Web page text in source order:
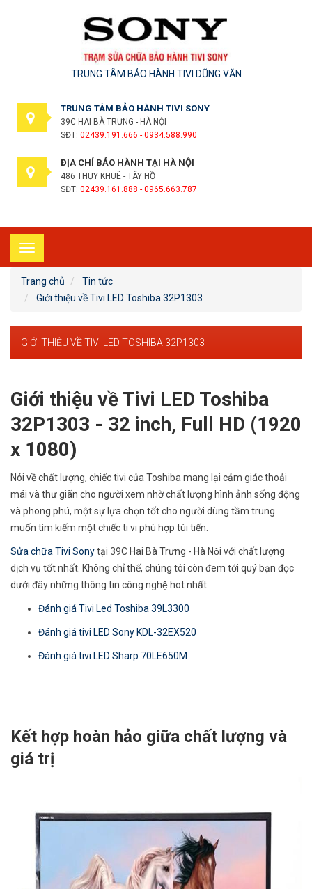
TRUNG TÂM BẢO HÀNH TIVI DŨNG VĂN
TRUNG TÂM BẢO HÀNH TIVI SONY
39C HAI BÀ TRƯNG - HÀ NỘI
SĐT: 02439.191.666 - 0934.588.990
ĐỊA CHỈ BẢO HÀNH TẠI HÀ NỘI
486 THỤY KHUÊ - TÂY HỒ
SĐT: 02439.161.888 - 0965.663.787
Toggle
navigation
Trang chủ
Tin tức
Giới thiệu về Tivi LED Toshiba 32P1303
GIỚI THIỆU VỀ TIVI LED TOSHIBA 32P1303
Giới thiệu về Tivi LED Toshiba
32P1303 - 32 inch, Full HD (1920
x 1080)
Nói về chất lượng, chiếc tivi của Toshiba mang lại cảm giác thoải
mái và thư giãn cho người xem nhờ chất lượng hình ảnh sống động
và phong phú, một sự lựa chọn tốt cho người dùng tầm trung
muốn tìm kiếm một chiếc ti vi phù hợp túi tiến.
Sửa chữa Tivi Sonytại 39C Hai Bà Trưng - Hà Nội với chất lượng
dịch vụ tốt nhất. Không chỉ thế, chúng tôi còn đem tới quý bạn đọc
dưới đây những thông tin công nghệ hot nhất.
Đánh giá Tivi Led Toshiba 39L3300
Đánh giá tivi LED Sony KDL-32EX520
Đánh giá tivi LED Sharp 70LE650M
Kết hợp hoàn hảo giữa chất lượng và
giá trị